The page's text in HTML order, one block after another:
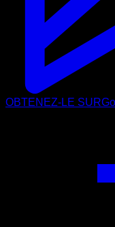
OBTENEZ-LE SUR